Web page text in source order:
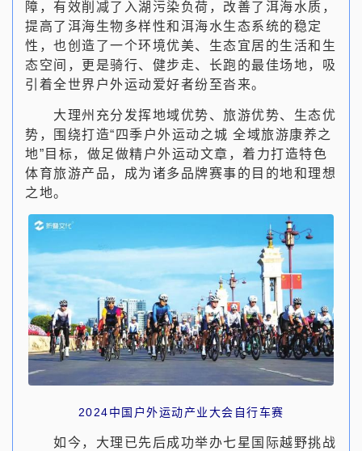
障，有效削减了入湖污染负荷，改善了洱海水质，
提高了洱海生物多样性和洱海水生态系统的稳定
性，也创造了一个环境优美、生态宜居的生活和生
态空间，更是骑行、健步走、长跑的最佳场地，吸
引着全世界户外运动爱好者纷至沓来。
大理州充分发挥地域优势、旅游优势、生态优
势，围绕打造“四季户外运动之城 全域旅游康养之
地”目标，做足做精户外运动文章，着力打造特色
体育旅游产品，成为诸多品牌赛事的目的地和理想
之地。
2024中国户外运动产业大会自行车赛
如今，大理已先后成功举办七星国际越野挑战